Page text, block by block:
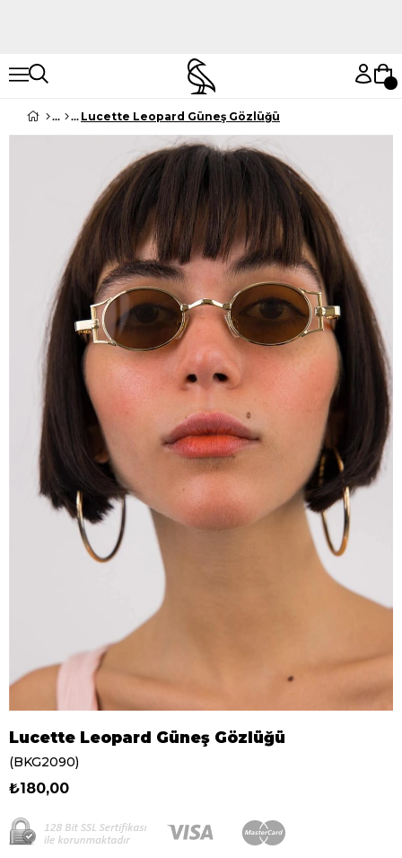
Lucette Leopard Güneş Gözlüğü
Lucette Leopard Güneş Gözlüğü
(BKG2090)
₺180,00